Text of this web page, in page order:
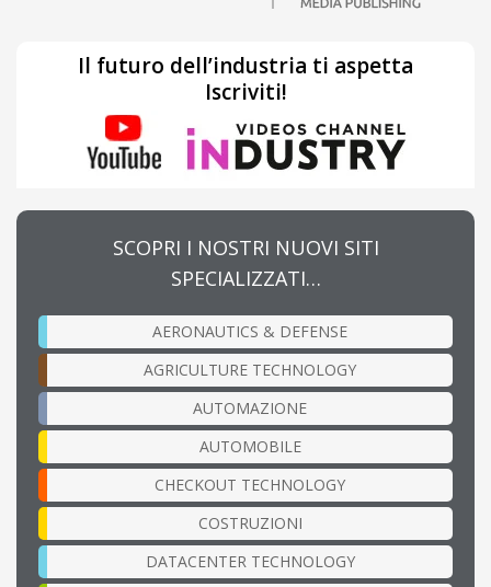
Il futuro dell’industria ti aspetta
Iscriviti!
SCOPRI I NOSTRI NUOVI SITI
SPECIALIZZATI…
AERONAUTICS & DEFENSE
AGRICULTURE TECHNOLOGY
AUTOMAZIONE
AUTOMOBILE
CHECKOUT TECHNOLOGY
COSTRUZIONI
DATACENTER TECHNOLOGY